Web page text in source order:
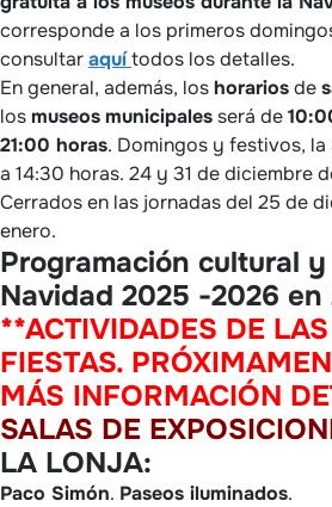
corresponde a los primeros
consultaraquítodos los detalles.
En general, además, loshorariosde
losmuseosmunicipales será de
21:00 horas. Domingos y festivos,
a 14:30 horas. 24 y 31 de diciembre
Cerrados en las jornadas del 25 de
enero.
Programación cultural
Navidad 2025 -2026 en
**ACTIVIDADES DE
FIESTAS.
MÁS INFORMACIÓN
SALAS DE
LA LONJA:
Paco Simón. Paseos iluminados.